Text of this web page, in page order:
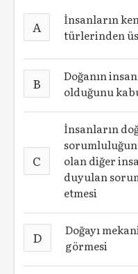
A
İnsanların
türlerinden
B
Doğanın
olduğunu
C
İnsanların
olan diğer
duyulan
etmesi
D
Doğayı
görmesi